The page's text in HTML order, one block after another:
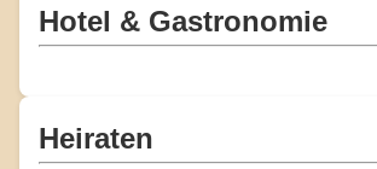
Hotel & Gastronomie
Heiraten